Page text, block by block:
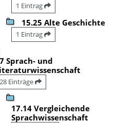
1 Eintrag
15.25 Alte Geschichte
1 Eintrag
Sprach- und
28 Einträge
17.14 Vergleichende
Sprachwissenschaft